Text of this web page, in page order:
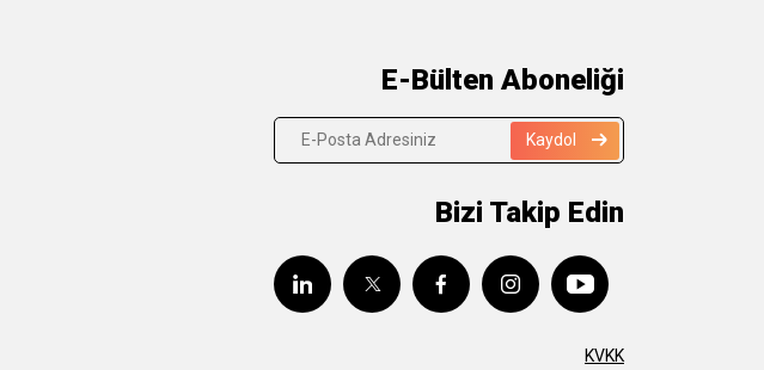
E-Bülten Aboneliği
Kaydol
Bizi Takip Edin
KVKK